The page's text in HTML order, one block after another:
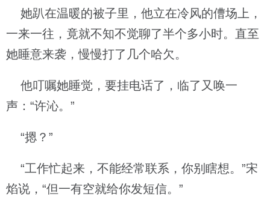
她趴在温暖的被子里，他立在冷风的傮场上，
一来一往，竟就不知不觉聊了半个多小时。直至
她睡意来袭，慢慢打了几个哈欠。
他叮嘱她睡觉，要挂电话了，临了又唤一
声：“许沁。”
“摁？”
“工作忙起来，不能经常联系，你别瞎想。”宋
焰说，“但一有空就给你发短信。”